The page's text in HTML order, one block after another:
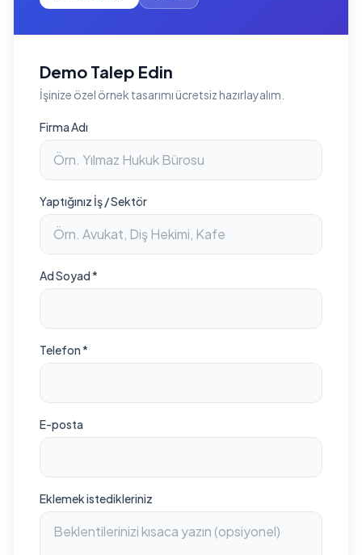
Demo Talep Edin
İşinize özel örnek tasarımı ücretsiz hazırlayalım.
Firma Adı
Yaptığınız İş / Sektör
Ad Soyad *
Telefon *
E-posta
Eklemek istedikleriniz